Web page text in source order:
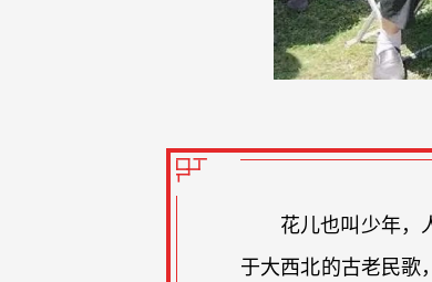
花儿也叫少年，
于大西北的古老民歌